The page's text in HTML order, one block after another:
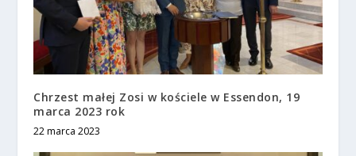
Chrzest małej Zosi w kościele w Essendon, 19
marca 2023 rok
22 marca 2023